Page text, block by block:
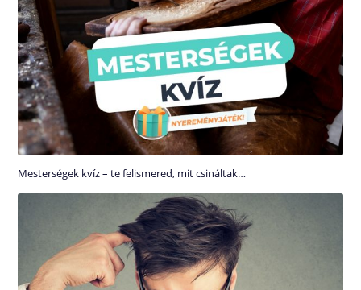
Mesterségek kvíz – te felismered, mit csináltak…